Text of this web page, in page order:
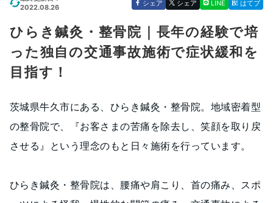
2022.08.26
シェア シェア LINE はてブ
ひらき鍼灸・整骨院｜長年の経験で培
った独自の交通事故施術で症状緩和を
目指す！
茨城県牛久市にある、ひらき鍼灸・整骨院。地域密着型
の整骨院で、『お客さまの苦痛を除去し、笑顔を取り戻
させる』という理念のもと日々施術を行っています。
ひらき鍼灸・整骨院は、腰痛や肩こり、首の痛み、スポ